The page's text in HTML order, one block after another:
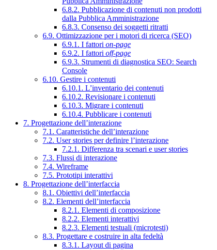
6.8.2. Pubblicazione di contenuti non prodotti
dalla Pubblica Amministrazione
6.8.3. Consenso dei soggetti ritratti
6.9. Ottimizzazione per i motori di ricerca (SEO)
6.9.1. I fattori on-page
6.9.2. I fattori off-page
6.9.3. Strumenti di diagnostica SEO: Search
Console
6.10. Gestire i contenuti
6.10.1. L’inventario dei contenuti
6.10.2. Revisionare i contenuti
6.10.3. Migrare i contenuti
6.10.4. Pubblicare i contenuti
7. Progettazione dell’interazione
7.1. Caratteristiche dell’interazione
7.2. User stories per definire l’interazione
7.2.1. Differenza tra scenari e user stories
7.3. Flussi di interazione
7.4. Wireframe
7.5. Prototipi interattivi
8. Progettazione dell’interfaccia
8.1. Obiettivi dell’interfaccia
8.2. Elementi dell’interfaccia
8.2.1. Elementi di composizione
8.2.2. Elementi interattivi
8.2.3. Elementi testuali (microtesti)
8.3. Progettare e costruire in alta fedeltà
8.3.1. Layout di pagina